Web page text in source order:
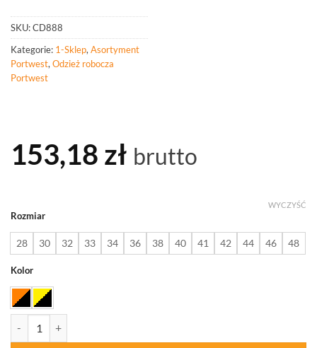
SKU:CD888
Kategorie: 1-Sklep, Asortyment
Portwest, Odzież robocza
Portwest
153,18 zł brutto
Rozmiar
28 30 32 33 34 36 38 40 41 42 44 46 48
Kolor
WYCZYŚĆ